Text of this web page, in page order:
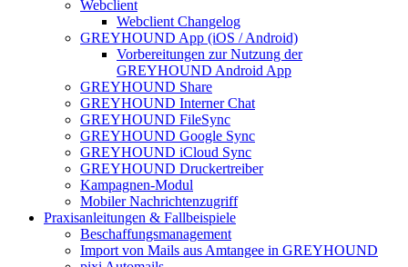
Webclient
Webclient Changelog
GREYHOUND App (iOS / Android)
Vorbereitungen zur Nutzung der
GREYHOUND Android App
GREYHOUND Share
GREYHOUND Interner Chat
GREYHOUND FileSync
GREYHOUND Google Sync
GREYHOUND iCloud Sync
GREYHOUND Druckertreiber
Kampagnen-Modul
Mobiler Nachrichtenzugriff
Praxisanleitungen & Fallbeispiele
Beschaffungsmanagement
Import von Mails aus Amtangee in GREYHOUND